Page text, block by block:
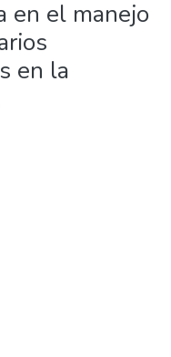
en el manejo
en la